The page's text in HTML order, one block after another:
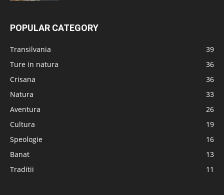
POPULAR CATEGORY
Transilvania
39
Ture in natura
36
Crisana
36
Natura
33
Aventura
26
Cultura
19
Speologie
16
Banat
13
Traditii
11